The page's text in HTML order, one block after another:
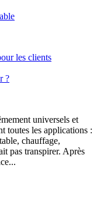
les clients
?
universels et
toutes les applications :
chauffage,
pas transpirer. Après